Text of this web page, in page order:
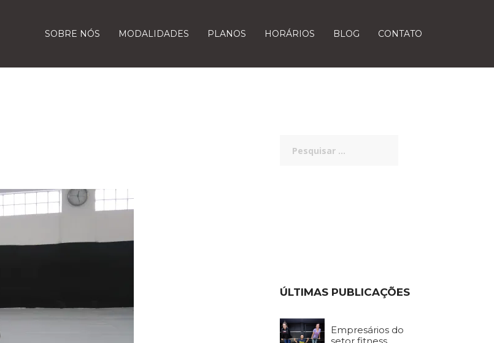
SOBRE NÓS MODALIDADES PLANOS HORÁRIOS BLOG CONTATO
por:
ÚLTIMAS PUBLICAÇÕES
Empresários do